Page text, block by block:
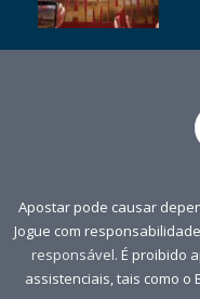
Apostar pode causar
Jogue com
responsável. É proibido
assistenciais, tais como o